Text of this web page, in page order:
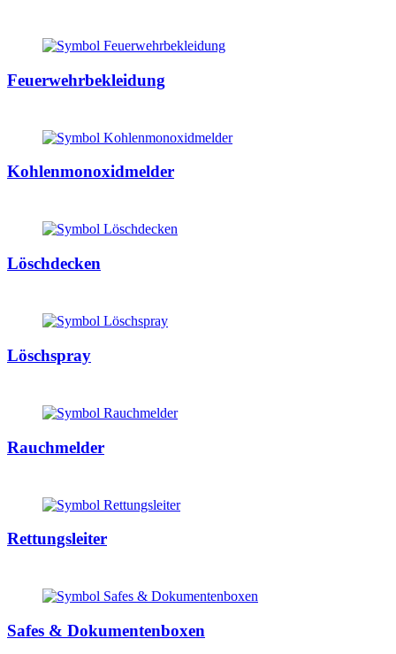
Feuerwehrbekleidung
Kohlenmonoxidmelder
Löschdecken
Löschspray
Rauchmelder
Rettungsleiter
Safes & Dokumentenboxen